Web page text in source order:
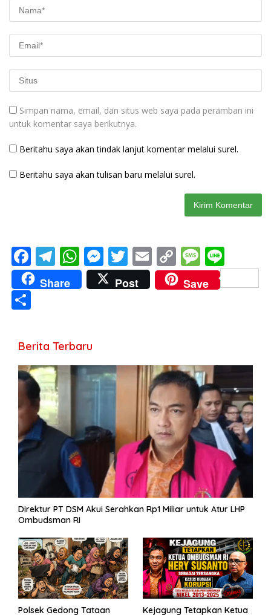
Simpan nama, email, dan situs web saya pada peramban ini
untuk komentar saya berikutnya.
Beritahu saya akan tindak lanjut komentar melalui surel.
Beritahu saya akan tulisan baru melalui surel.
F
ac
e
o
k
T
el
e
m
W
h
at
p
p
M
e
ss
er
T
w
itt
E
m
ai
C
o
p
k
M
e
ss
n
e
Share Post Save
ar
e
Berita Terbaru
Direktur PT DSM Akui Serahkan Rp1 Miliar untuk Atur LHP
Ombudsman RI
Polsek Gedong Tataan Kejagung Tetapkan Ketua